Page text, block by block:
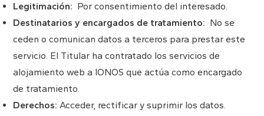
Legitimación: Por consentimiento del interesado.
Destinatarios y encargados de tratamiento: No se
ceden o comunican datos a terceros para prestar este
servicio. El Titular ha contratado los servicios de
alojamiento web a IONOS que actúa como encargado
de tratamiento.
Derechos: Acceder, rectificar y suprimir los datos.